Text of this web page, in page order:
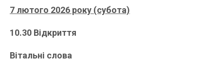
7 лютого 2026 року (субота)
10.30 Відкриття
Вітальні слова